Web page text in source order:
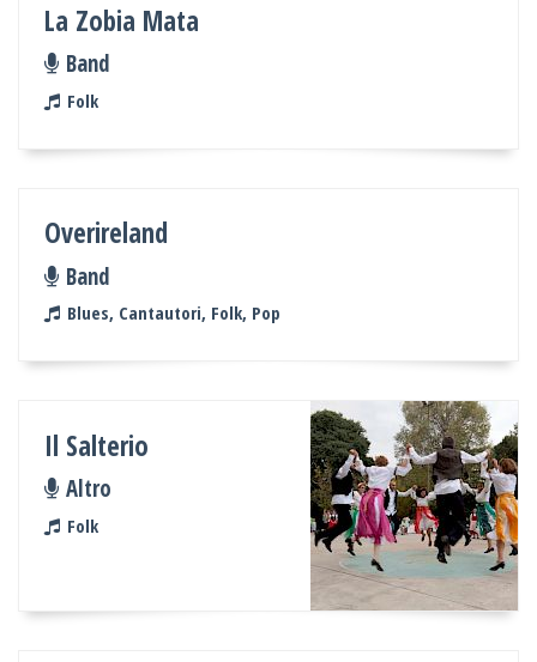
La Zobia Mata
Band
Folk
Overireland
Band
Blues, Cantautori, Folk, Pop
Il Salterio
Altro
Folk